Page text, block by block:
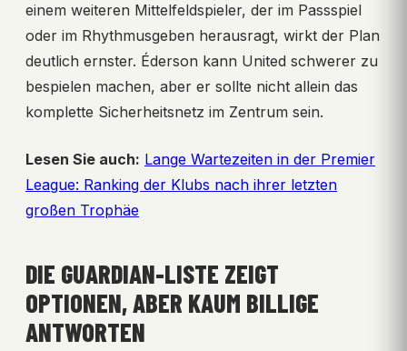
einem weiteren Mittelfeldspieler, der im Passspiel
oder im Rhythmusgeben herausragt, wirkt der Plan
deutlich ernster. Éderson kann United schwerer zu
bespielen machen, aber er sollte nicht allein das
komplette Sicherheitsnetz im Zentrum sein.
Lesen Sie auch: Lange Wartezeiten in der Premier
League: Ranking der Klubs nach ihrer letzten
großen Trophäe
DIE GUARDIAN-LISTE ZEIGT
OPTIONEN, ABER KAUM BILLIGE
ANTWORTEN